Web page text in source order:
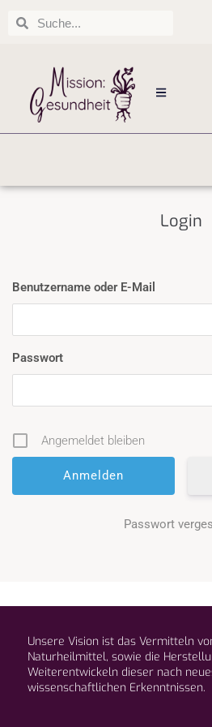
Login
Benutzername oder E-Mail
Passwort
Angemeldet bleiben
Passwort
Unsere Vision ist das Vermitteln
Naturheilmittel, sowie die
Weiterentwickeln dieser nach
wissenschaftlichen Erkenntnissen.